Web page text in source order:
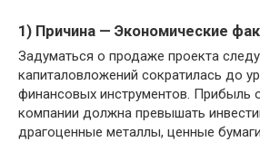
1) Причина — Экономические
Задуматься о продаже проекта
капиталовложений сократилась до
финансовых инструментов. Прибыль
компании должна превышать
драгоценные металлы, ценные